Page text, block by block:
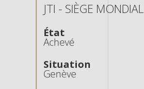
JTI - SIÈGE MONDIAL
État
Achevé
Situation
Genève